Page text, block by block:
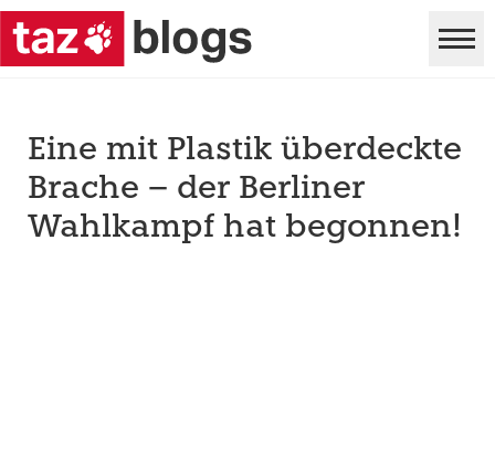
Eine mit Plastik überdeckte
Brache – der Berliner
Wahlkampf hat begonnen!